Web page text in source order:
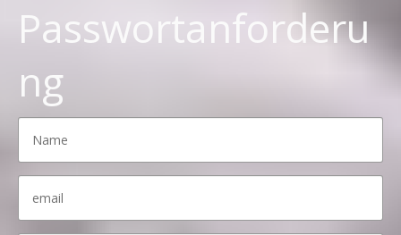
Passwortanforderu
ng